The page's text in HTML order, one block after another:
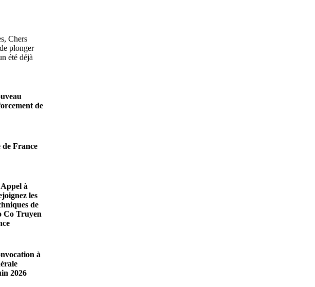
Chers
plonger
été déjà
de
chers
28 juin
de France
pour à
les
de
Co Truyen
à
afin
à
2026